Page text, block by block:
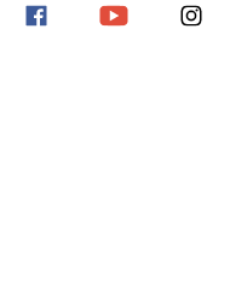
Publicação: